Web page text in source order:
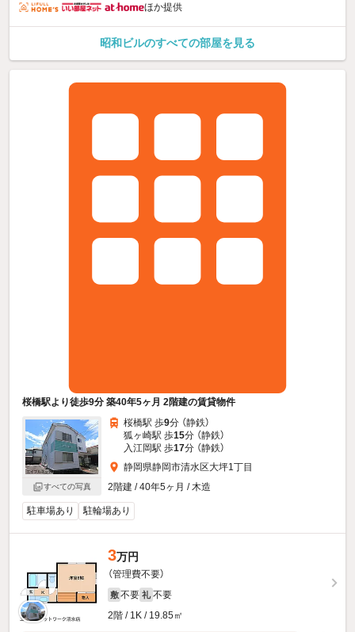
ほか提供
昭和ビルのすべての部屋を見る
桜橋駅より徒歩9分 築40年5ヶ月 2階建の賃貸物件
すべての写真
桜橋駅 歩9分 （静鉄）
狐ヶ崎駅 歩15分 （静鉄）
入江岡駅 歩17分 （静鉄）
静岡県静岡市清水区大坪1丁目
2階建 / 40年5ヶ月 / 木造
駐車場あり 駐輪場あり
3万円
（管理費不要）
敷 不要 礼 不要
2階 / 1K / 19.85㎡